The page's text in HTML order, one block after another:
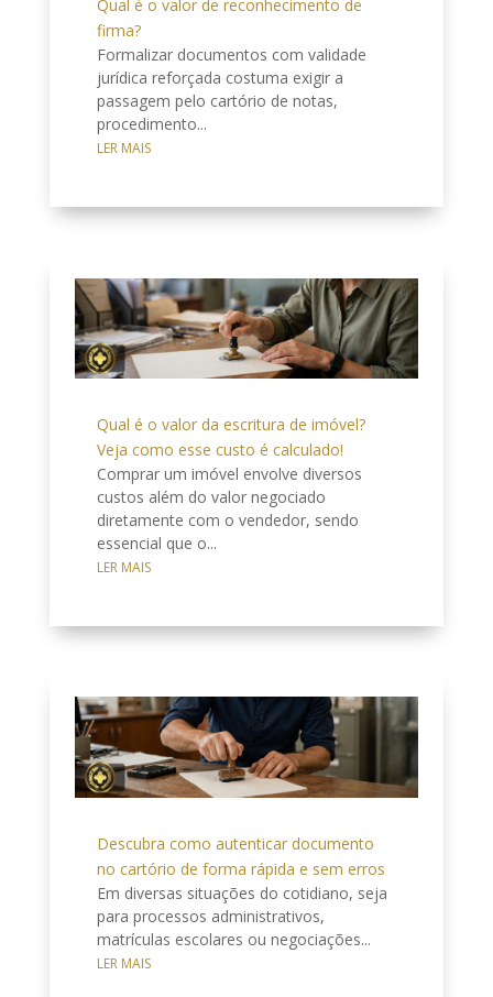
Qual é o valor de reconhecimento de
firma?
Formalizar documentos com validade
jurídica reforçada costuma exigir a
passagem pelo cartório de notas,
procedimento...
LER MAIS
Qual é o valor da escritura de imóvel?
Veja como esse custo é calculado!
Comprar um imóvel envolve diversos
custos além do valor negociado
diretamente com o vendedor, sendo
essencial que o...
LER MAIS
Descubra como autenticar documento
no cartório de forma rápida e sem erros
Em diversas situações do cotidiano, seja
para processos administrativos,
matrículas escolares ou negociações...
LER MAIS